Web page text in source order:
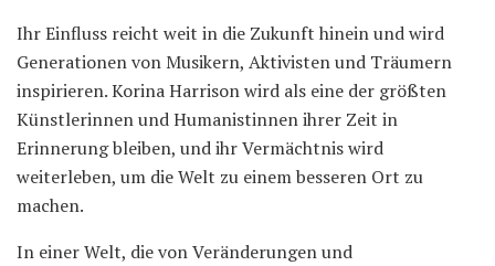
Ihr Einfluss reicht weit in die Zukunft hinein und wird
Generationen von Musikern, Aktivisten und Träumern
inspirieren. Korina Harrison wird als eine der größten
Künstlerinnen und Humanistinnen ihrer Zeit in
Erinnerung bleiben, und ihr Vermächtnis wird
weiterleben, um die Welt zu einem besseren Ort zu
machen.
In einer Welt, die von Veränderungen und